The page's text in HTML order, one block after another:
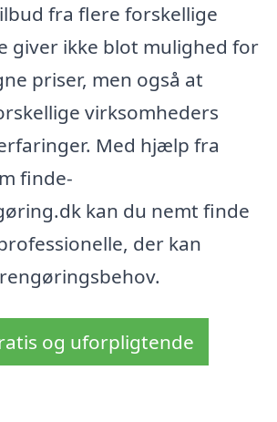
fra flere forskellige
giver ikke blot mulighed for
priser, men også at
virksomheders
Med hjælp fra
finde-
kan du nemt finde
der kan
og uforpligtende